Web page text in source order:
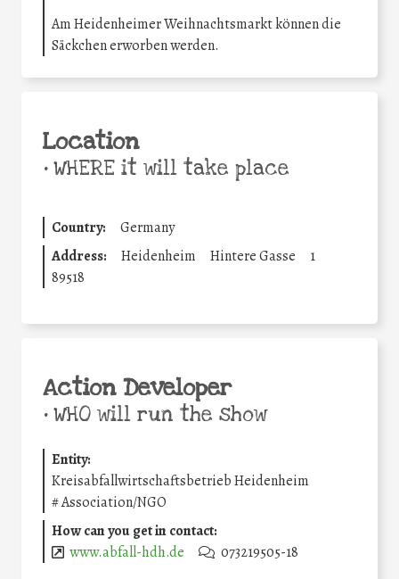
Am Heidenheimer Weihnachtsmarkt können die
Säckchen erworben werden.
Location
•WHERE it will take place
Country:
Germany
Address:
Heidenheim Hintere Gasse
1
89518
Action Developer
•WHO will run the show
Entity:
Kreisabfallwirtschaftsbetrieb Heidenheim
#Association/NGO
How can you get in contact:
www.abfall-hdh.de
073219505-18